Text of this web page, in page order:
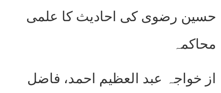
حسین رضوی کی احادیث کا علمی
محاکمہ
از خواجہ عبد العظیم احمد، فاضل